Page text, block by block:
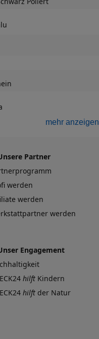
8,5
47,5
mehr anzeigen
Partner
werden
werden
werden
Engagement
hilft Kindern
hilft der Natur